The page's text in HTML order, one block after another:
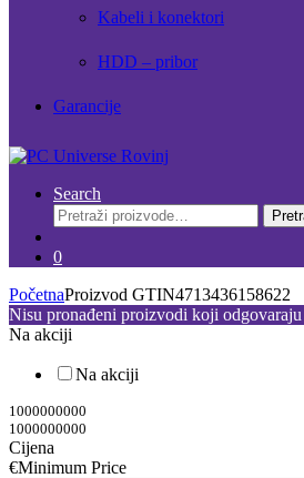
Kabeli i konektori
HDD – pribor
Garancije
Search
Pretraži:
0
PočetnaProizvod GTIN4713436158622
Nisu pronađeni proizvodi koji odgovaraju
Na akciji
Na akciji
1000000000
1000000000
Cijena
€Minimum Price